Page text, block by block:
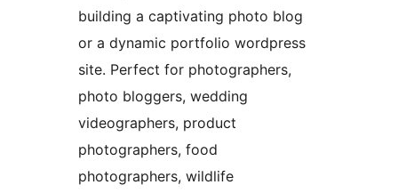
building a captivating photo blog
or a dynamic portfolio wordpress
site. Perfect for photographers,
photo bloggers, wedding
videographers, product
photographers, food
photographers, wildlife